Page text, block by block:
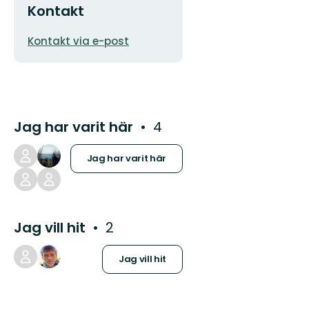
Kontakt
E-
Kontakt via e-post
Jag har varit här 4
Jag har varit här
Jag vill hit 2
Jag vill hit